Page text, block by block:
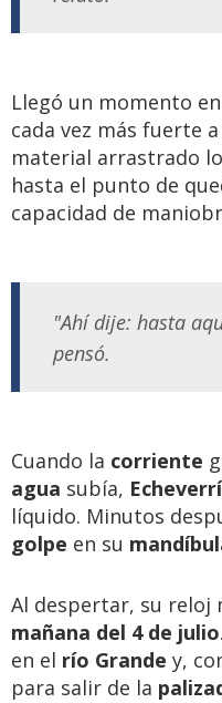
Llegó un momento
cada vez más fuerte a
material arrastrado lo
hasta el punto de
capacidad de
"Ahí dije: hasta
pensó.
Cuando la corriente
agua subía,
líquido. Minutos
golpe en su
Al despertar, su reloj
mañana del 4 de julio
en el río Grande y,
para salir de la